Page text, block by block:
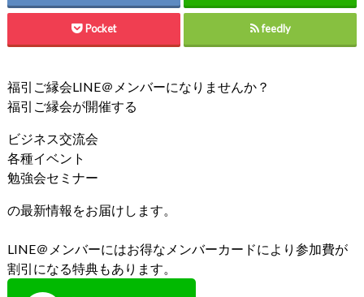
Pocket feedly
福引ご縁会LINE＠メンバーになりませんか？
福引ご縁会が開催する
ビジネス交流会
各種イベント
勉強会セミナー
の最新情報をお届けします。
LINE＠メンバーにはお得なメンバーカードにより参加費が
割引になる特典もあります。